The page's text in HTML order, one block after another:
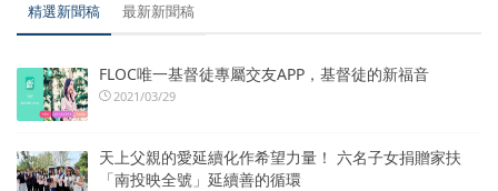
精選新聞稿 最新新聞稿
FLOC唯一基督徒專屬交友APP，基督徒的新福音
2021/03/29
天上父親的愛延續化作希望力量！ 六名子女捐贈家扶
「南投映全號」延續善的循環